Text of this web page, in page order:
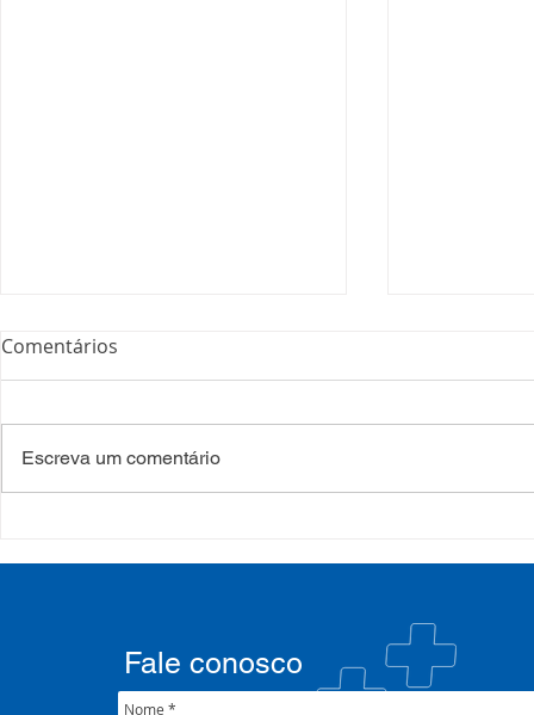
001/2022
Comentários
Escreva um comentário
Fale conosco